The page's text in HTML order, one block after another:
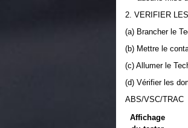
2. VERIFIER
(a) Brancher le
(b) Mettre le
(c) Allumer le
(d) Vérifier les
ABS/VSC/TRAC
Affichage